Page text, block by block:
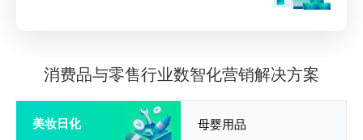
消费品与零售行业数智化营销解决方案
美妆日化 母婴用品